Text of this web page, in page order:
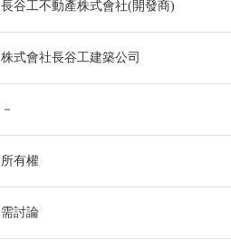
長谷工不動產株式會社(開發商)
株式會社長谷工建築公司
－
所有權
需討論